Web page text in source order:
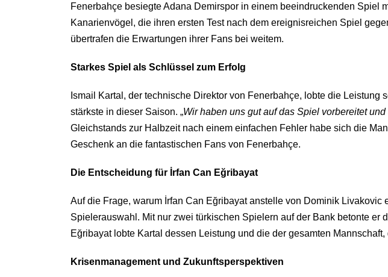
Fenerbahçe besiegte Adana Demirspor in einem beeindruckenden Spiel
Kanarienvögel, die ihren ersten Test nach dem ereignisreichen Spiel
übertrafen die Erwartungen ihrer Fans bei weitem.
Starkes Spiel als Schlüssel zum Erfolg
Ismail Kartal, der technische Direktor von Fenerbahçe, lobte die
stärkste in dieser Saison. „Wir haben uns gut auf das Spiel vorbereitet
Gleichstands zur Halbzeit nach einem einfachen Fehler habe sich die
Geschenk an die fantastischen Fans von Fenerbahçe.
Die Entscheidung für İrfan Can Eğribayat
Auf die Frage, warum İrfan Can Eğribayat anstelle von Dominik
Spielerauswahl. Mit nur zwei türkischen Spielern auf der Bank betonte
Eğribayat lobte Kartal dessen Leistung und die der gesamten
Krisenmanagement und Zukunftsperspektiven